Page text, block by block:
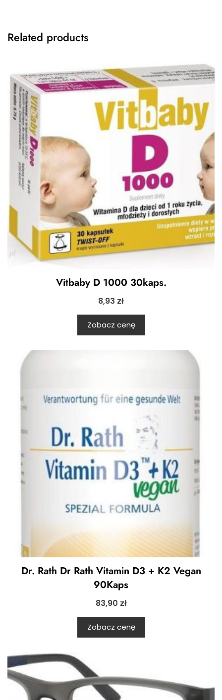
Related products
Vitbaby D 1000 30kaps.
8,93 zł
Zobacz cenę
Dr. Rath Dr Rath Vitamin D3 + K2 Vegan
90Kaps
83,90 zł
Zobacz cenę